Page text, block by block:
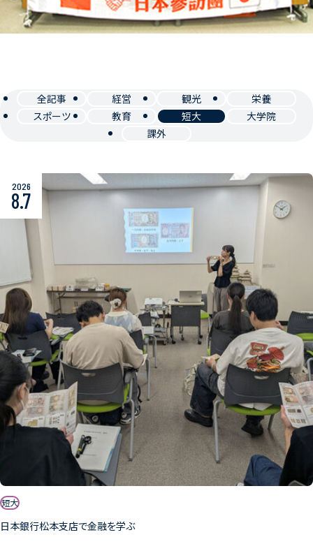
全記事 経営 観光
栄養
スポーツ
教育 短大
大学院
課外
2026
8.7
短大
日本銀行松本支店で金融を学ぶ